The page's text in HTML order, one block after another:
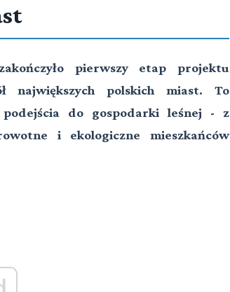
pierwszy etap projektu
największych polskich miast. To
do gospodarki leśnej - z
i ekologiczne mieszkańców